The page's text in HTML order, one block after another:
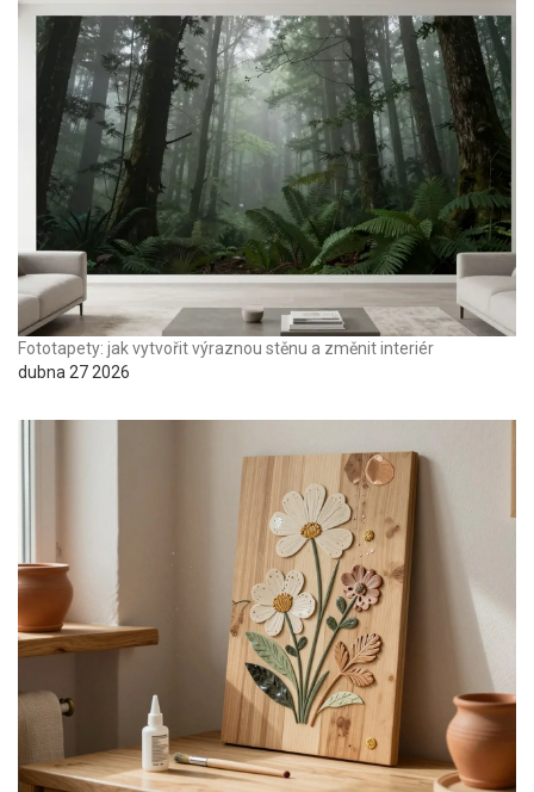
Fototapety: jak vytvořit výraznou stěnu a změnit interiér
dubna 27 2026